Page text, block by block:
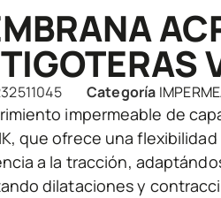
Categoría
impermeable de
que ofrece una
a la tracción,
dilataciones y